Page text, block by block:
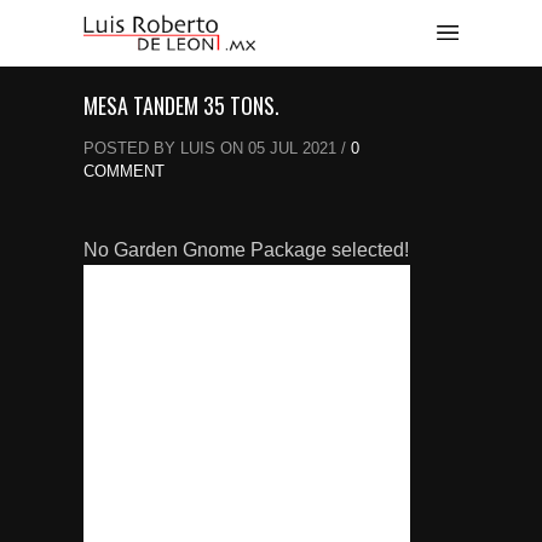
MESA TANDEM 35 TONS.
POSTED BY LUIS ON 05 JUL 2021 / 0
COMMENT
No Garden Gnome Package selected!